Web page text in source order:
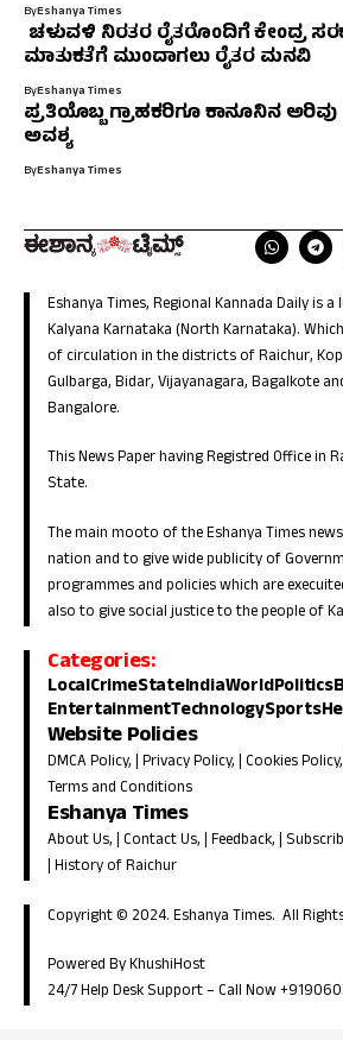
ByEshanya Times
ಚಳುವಳಿ ನಿರತರ ರೈತರೊಂದಿಗೆ ಕೇಂದ್ರ
ಮಾತುಕತೆಗೆ ಮುಂದಾಗಲು ರೈತರ ಮನವಿ
ByEshanya Times
ಪ್ರತಿಯೊಬ್ಬ ಗ್ರಾಹಕರಿಗೂ ಕಾನೂನಿನ ಅರಿವು
ಅವಶ್ಯ
ByEshanya Times
Eshanya Times, Regional Kannada Daily is
Kalyana Karnataka (North Karnataka).
of circulation in the districts of Raichur,
Gulbarga, Bidar, Vijayanagara, Bagalkote
Bangalore.
This News Paper having Registred Office in
State.
The main mooto of the Eshanya Times
nation and to give wide publicity of
programmes and policies which are
also to give social justice to the people of
Categories:
LocalCrimeStateIndiaWorldPolitics
EntertainmentTechnologySports
Website Policies
DMCA Policy, |Privacy Policy, |Cookies Policy
Terms and Conditions
Eshanya Times
About Us, |Contact Us, |Feedback, |
|History of Raichur
Copyright © 2024. Eshanya Times. All
Powered By KhushiHost
24/7 Help Desk Support –Call Now